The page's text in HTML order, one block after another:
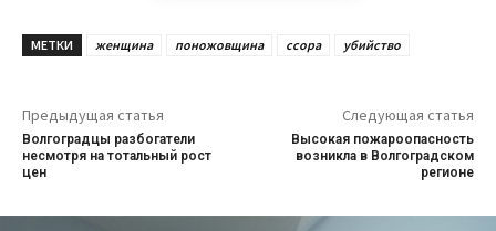
МЕТКИ женщина поножовщина ссора убийство
Предыдущая статья
Волгоградцы разбогатели
несмотря на тотальный рост
цен
Следующая статья
Высокая пожароопасность
возникла в Волгоградском
регионе